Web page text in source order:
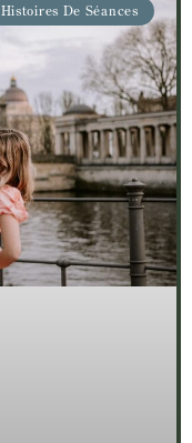
Histoires De Séances